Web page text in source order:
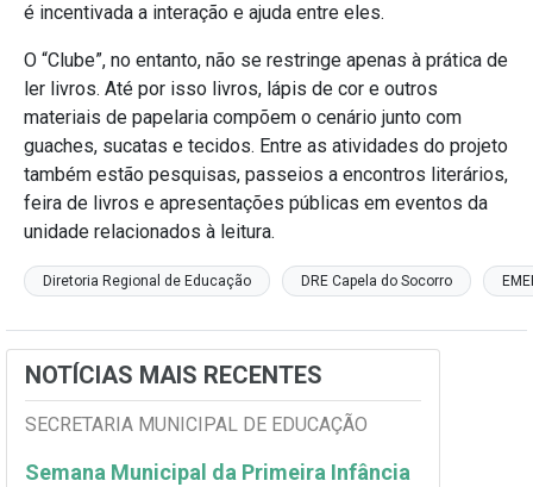
é incentivada a interação e ajuda entre eles.
O “Clube”, no entanto, não se restringe apenas à prática de
ler livros. Até por isso livros, lápis de cor e outros
materiais de papelaria compõem o cenário junto com
guaches, sucatas e tecidos. Entre as atividades do projeto
também estão pesquisas, passeios a encontros literários,
feira de livros e apresentações públicas em eventos da
unidade relacionados à leitura.
Diretoria Regional de Educação DRE Capela do Socorro
NOTÍCIAS MAIS RECENTES
SECRETARIA MUNICIPAL DE EDUCAÇÃO
Semana Municipal da Primeira Infância